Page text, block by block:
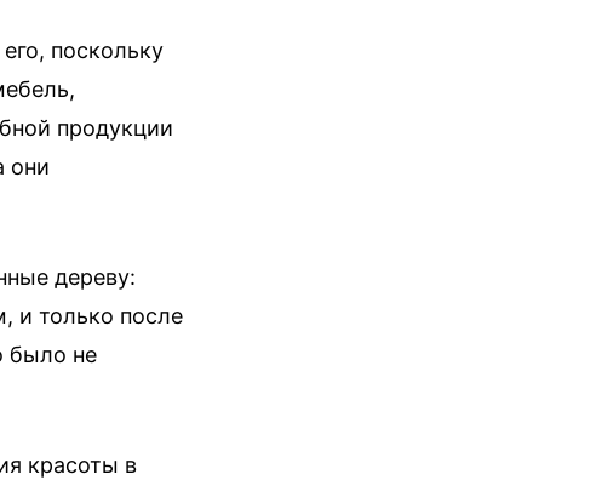
поскольку
продукции
они
дереву:
и только после
было не
красоты в